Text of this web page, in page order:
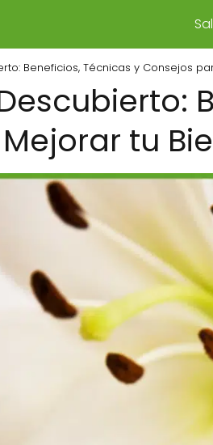
Beneficios, Técnicas y Consejos
tu